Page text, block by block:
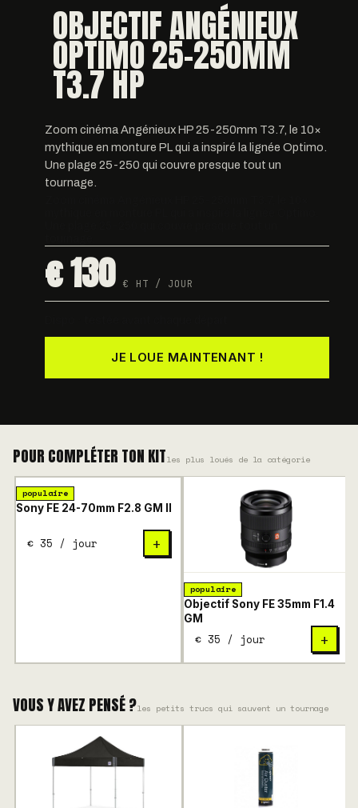
OBJECTIF ANGÉNIEUX
OPTIMO 25-250MM
T3.7 HP
Zoom cinéma Angénieux HP 25-250mm T3.7, le 10×
mythique en monture PL qui a inspiré la lignée Optimo.
Une plage 25-250 qui couvre presque tout un
tournage.
€ 130 € HT / JOUR
JE LOUE MAINTENANT !
POUR COMPLÉTER TON KITles plus loués de la catégorie
populaire
Sony FE 24-70mm F2.8 GM II
€ 35 / jour +
populaire
Objectif Sony FE 35mm F1.4
GM
€ 35 / jour +
VOUS Y AVEZ PENSÉ ?les petits trucs qui sauvent un tournage